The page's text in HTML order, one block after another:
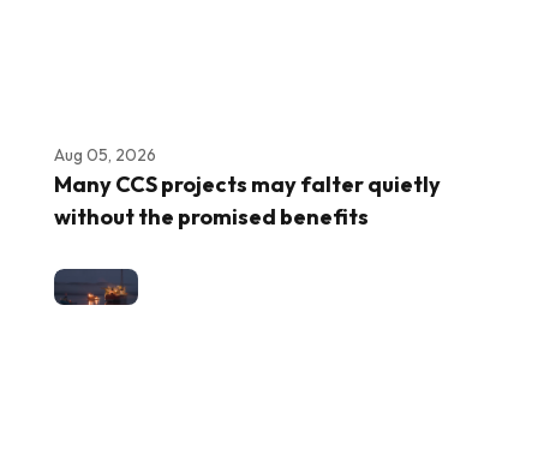
Aug 05, 2026
Many CCS projects may falter quietly
without the promised benefits